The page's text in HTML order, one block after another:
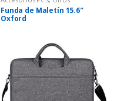
Funda de Maletín 15.6″
Oxford